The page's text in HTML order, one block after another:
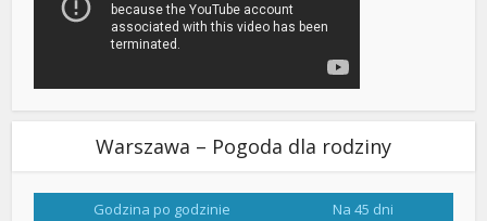
Warszawa – Pogoda dla rodziny
Godzina po godzinie Na 45 dni